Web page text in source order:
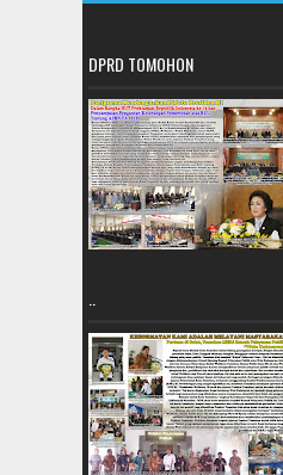
DPRD TOMOHON
..